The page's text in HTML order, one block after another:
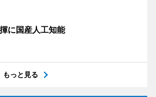
に国産人工知能
もっと見る